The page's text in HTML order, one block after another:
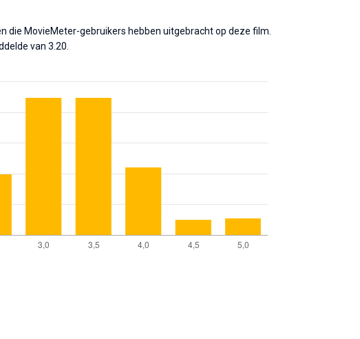
die MovieMeter-gebruikers hebben uitgebracht op deze film.
van 3.20.